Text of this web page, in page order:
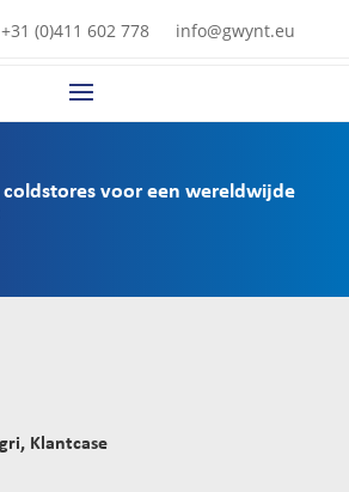
+31 (0)411 602 778 info@gwynt.eu
voor een wereldwijde
, Klantcase